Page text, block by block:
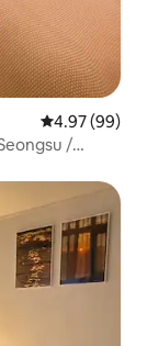
Calificación
4.97 (99)
/